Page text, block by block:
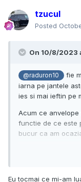
tzucul
Posted
On 10/8/2023
@raduron10
fie
iarna pe jantele
ies si mai ieftin pe
Acum ce anvelope
functie de ce este
bucur ca am
steluta?
Eu tocmai ce mi-am